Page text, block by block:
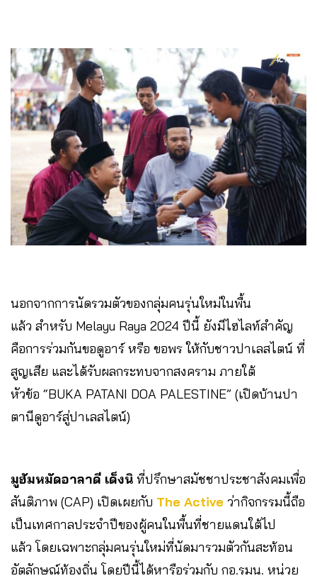
นอกจากการนัดรวมตัวของกลุ่มคนรุ่นใหม่ในพื้น
แล้ว สำหรับ Melayu Raya 2024 ปีนี้ ยังมีไฮไลท์สำคัญ
คือการร่วมกันขอดูอาร์ หรือ ขอพร ให้กับชาวปาเลสไตน์ ที่
สูญเสีย และได้รับผลกระทบจากสงคราม ภายใต้
หัวข้อ “BUKA PATANI DOA PALESTINE” (เปิดบ้านปา
ตานีดูอาร์สู่ปาเลสไตน์)
มูฮัมหมัดอาลาดี เด็งนิ ที่ปรึกษาสมัชชาประชาสังคมเพื่อ
สันติภาพ (CAP) เปิดเผยกับ The Active ว่ากิจกรรมนี้ถือ
เป็นเทศกาลประจำปีของผู้คนในพื้นที่ชายแดนใต้ไป
แล้ว โดยเฉพาะกลุ่มคนรุ่นใหม่ที่นัดมารวมตัวกันสะท้อน
อัตลักษณ์ท้องถิ่น โดยปีนี้ได้หารือร่วมกับ กอ.รมน. หน่วย